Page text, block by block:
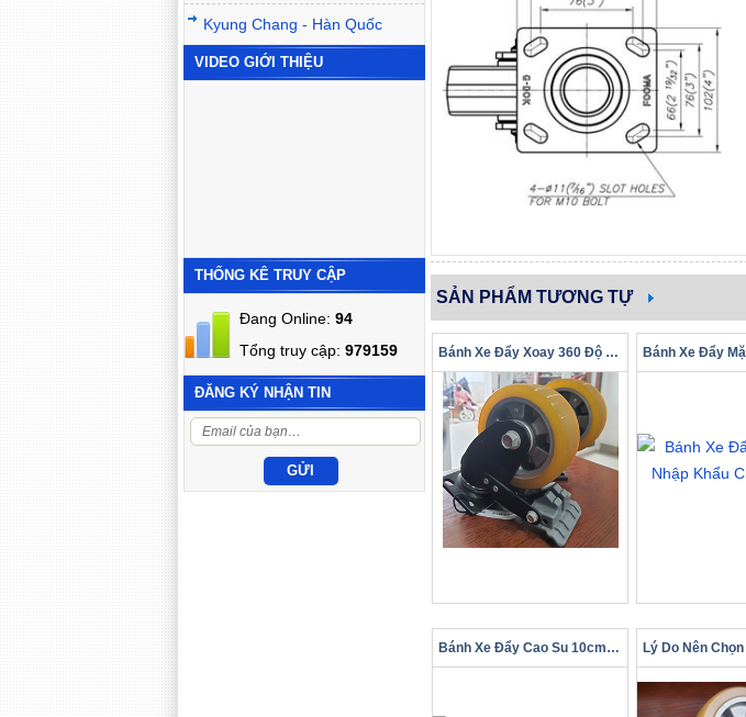
Kyung Chang - Hàn Quốc
VIDEO GIỚI THIỆU
THỐNG KÊ TRUY CẬP
Đang Online: 94
Tổng truy cập: 979159
ĐĂNG KÝ NHẬN TIN
SẢN PHẨM TƯƠNG TỰ
Bánh Xe Đẩy Xoay 360 Độ Chính Hãng Phân Phối Toàn Quốc
Bánh Xe Đẩy Cao Su 10cm – Bánh Xe Đẩy Tiện Ích